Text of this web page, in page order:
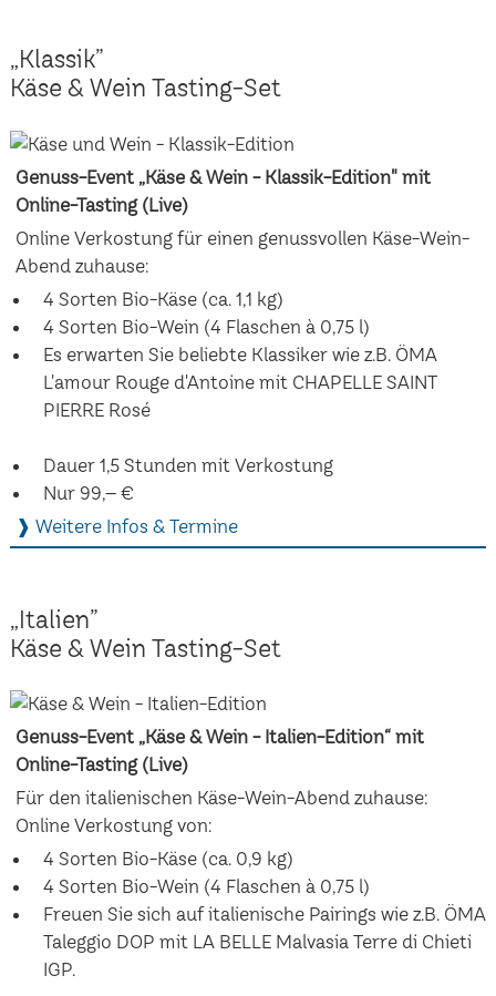
„Klassik”
Käse & Wein Tasting-Set
Genuss-Event „Käse & Wein - Klassik-Edition" mit
Online-Tasting (Live)
Online Verkostung für einen genussvollen Käse-Wein-
Abend zuhause:
4 Sorten Bio-Käse (ca. 1,1 kg)
4 Sorten Bio-Wein (4 Flaschen à 0,75 l)
Es erwarten Sie beliebte Klassiker wie z.B. ÖMA
L'amour Rouge d'Antoine mit CHAPELLE SAINT
PIERRE Rosé
Dauer 1,5 Stunden mit Verkostung
Nur 99,– €
❱ Weitere Infos & Termine
„Italien”
Käse & Wein Tasting-Set
Genuss-Event „Käse & Wein - Italien-Edition“ mit
Online-Tasting (Live)
Für den italienischen Käse-Wein-Abend zuhause:
Online Verkostung von:
4 Sorten Bio-Käse (ca. 0,9 kg)
4 Sorten Bio-Wein (4 Flaschen à 0,75 l)
Freuen Sie sich auf italienische Pairings wie z.B. ÖMA
Taleggio DOP mit LA BELLE Malvasia Terre di Chieti
IGP.